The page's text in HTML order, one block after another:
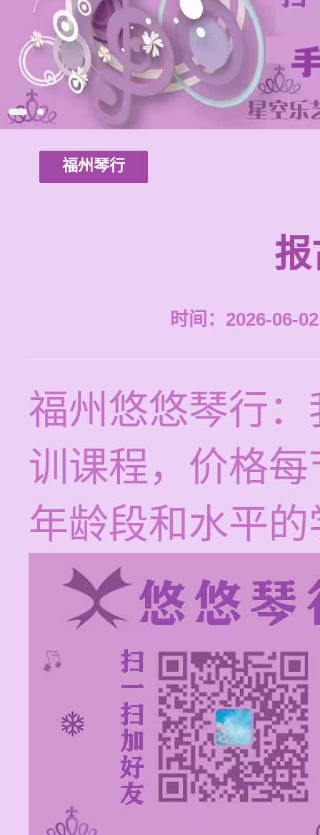
福州琴行
时间：2026-06-
福州悠悠琴行
训课程，价格
年龄段和水平